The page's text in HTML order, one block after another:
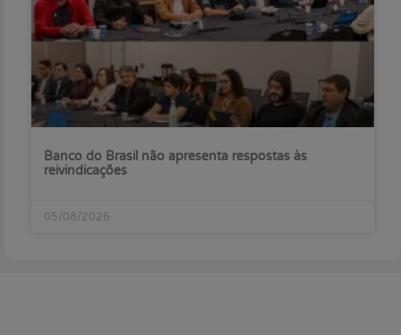
Banco do Brasil não apresenta respostas às
reivindicações
05/08/2026